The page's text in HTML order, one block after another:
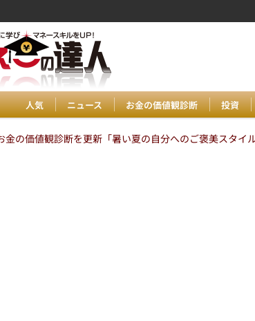
人気 ニュース お金の価値観診断 投資
金の価値観診断を更新「暑い夏の自分へのご褒美スタイ